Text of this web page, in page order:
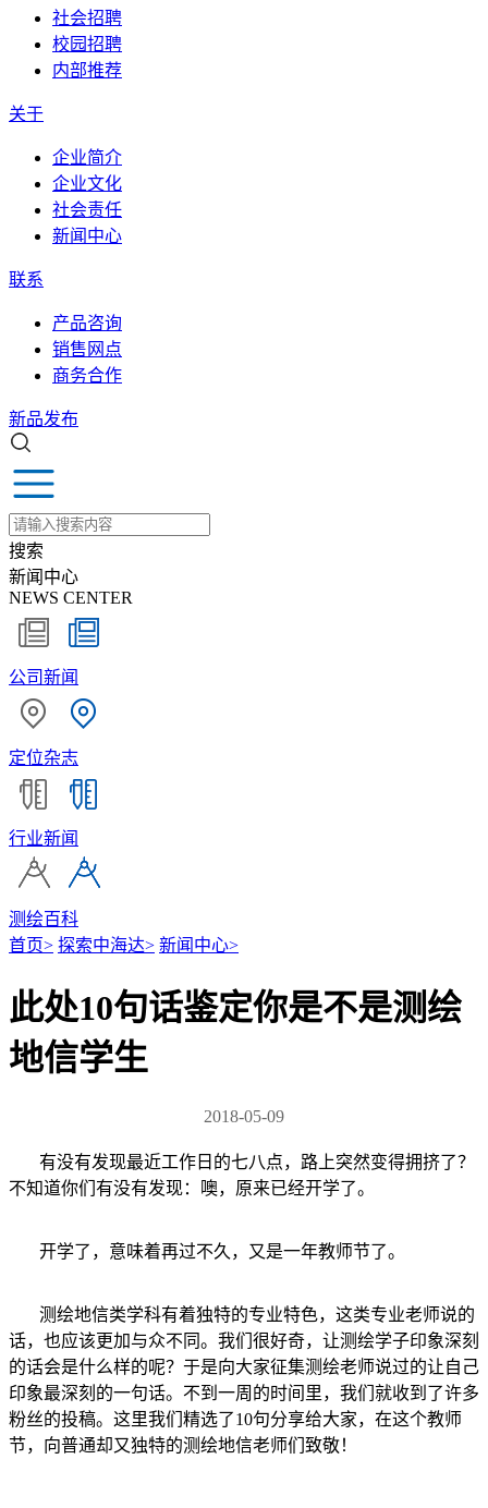
社会招聘
校园招聘
内部推荐
关于
企业简介
企业文化
社会责任
新闻中心
联系
产品咨询
销售网点
商务合作
新品发布
搜索
新闻中心
NEWS CENTER
公司新闻
定位杂志
行业新闻
测绘百科
首页> 探索中海达> 新闻中心>
此处10句话鉴定你是不是测绘
地信学生
2018-05-09
有没有发现最近工作日的七八点，路上突然变得拥挤了？
不知道你们有没有发现：噢，原来已经开学了。
开学了，意味着再过不久，又是一年教师节了。
测绘地信类学科有着独特的专业特色，这类专业老师说的
话，也应该更加与众不同。我们很好奇，让测绘学子印象深刻
的话会是什么样的呢？于是向大家征集测绘老师说过的让自己
印象最深刻的一句话。不到一周的时间里，我们就收到了许多
粉丝的投稿。这里我们精选了10句分享给大家，在这个教师
节，向普通却又独特的测绘地信老师们致敬！